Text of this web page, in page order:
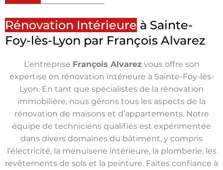
Rénovation Intérieure à Sainte-
Foy-lès-Lyon par François Alvarez
L’entreprise François Alvarezvous offre son
expertise en rénovation intérieure à Sainte-Foy-lès-
Lyon. En tant que spécialistes de la rénovation
immobilière, nous gérons tous les aspects de la
rénovation de maisons et d’appartements. Notre
équipe de techniciens qualifiés est expérimentée
dans divers domaines du bâtiment, y compris
l’électricité, la menuiserie intérieure, la plomberie, les
revêtements de sols et la peinture. Faites confiance à